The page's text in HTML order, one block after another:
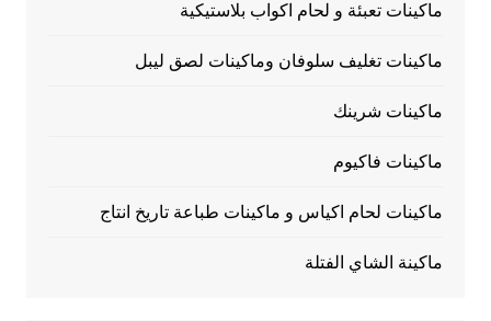
ماكينات تعبئة و لحام اكواب بلاستيكية
ماكينات تغليف سلوفان وماكينات لصق ليبل
ماكينات شرينك
ماكينات فاكيوم
ماكينات لحام اكياس و ماكينات طباعة تاريخ انتاج
ماكينة الشاي الفتلة